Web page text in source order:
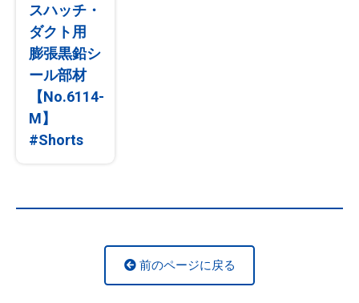
スハッチ・
ダクト用
膨張黒鉛シ
ール部材
【No.6114-
M】
#Shorts
前のページに戻る